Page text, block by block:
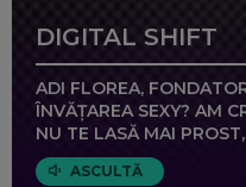
DIGITAL SHIFT
ADI FLOREA,
ÎNVĂȚAREA SEXY? AM
NU TE LASĂ MAI
ASCULTĂ